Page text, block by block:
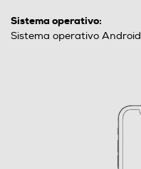
Sistema operativo:
Sistema operativo Android